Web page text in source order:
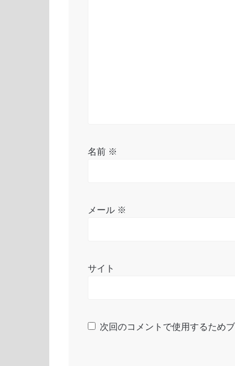
名前 ※
メール ※
サイト
次回のコメントで使用するため